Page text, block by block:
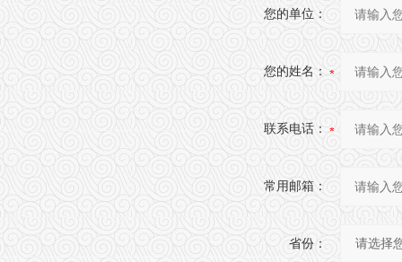
您的单位：
您的姓名：
联系电话：
常用邮箱：
省份：